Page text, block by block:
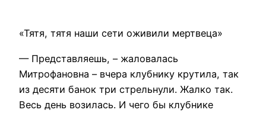
«Тятя, тятя наши сети оживили мертвеца»
— Представляешь, – жаловалась
Митрофановна – вчера клубнику крутила, так
из десяти банок три стрельнули. Жалко так.
Весь день возилась. И чего бы клубнике